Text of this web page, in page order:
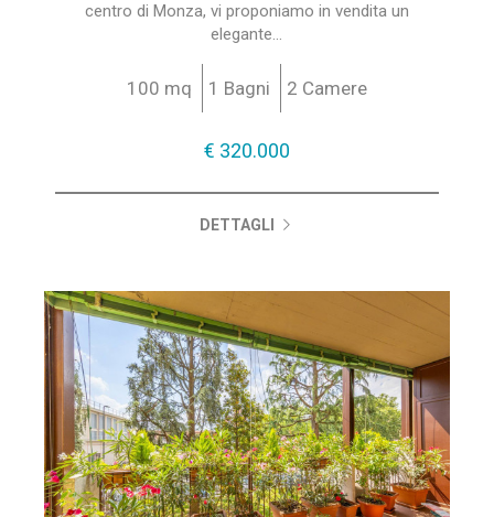
centro di Monza, vi proponiamo in vendita un
elegante...
100 mq 1 Bagni 2 Camere
€ 320.000
DETTAGLI